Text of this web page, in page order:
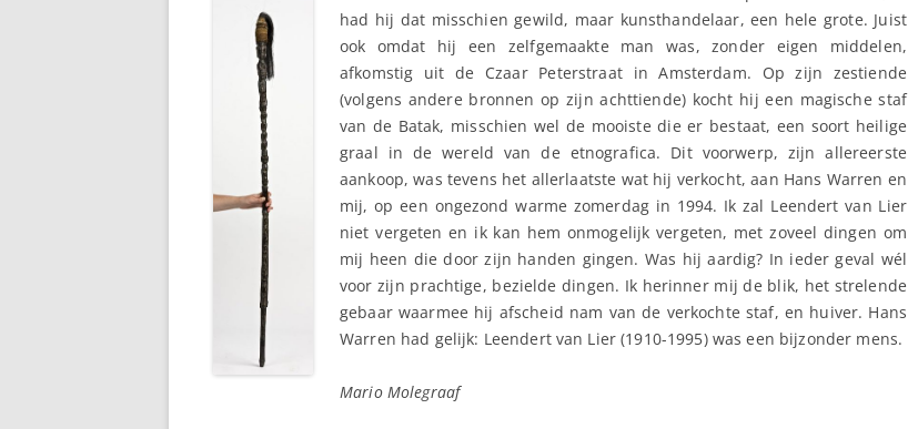
had hij dat misschien gewild, maar kunsthandelaar, een hele grote. Juist
ook omdat hij een zelfgemaakte man was, zonder eigen middelen,
afkomstig uit de Czaar Peterstraat in Amsterdam. Op zijn zestiende
(volgens andere bronnen op zijn achttiende) kocht hij een magische staf
van de Batak, misschien wel de mooiste die er bestaat, een soort heilige
graal in de wereld van de etnografica. Dit voorwerp, zijn allereerste
aankoop, was tevens het allerlaatste wat hij verkocht, aan Hans Warren en
mij, op een ongezond warme zomerdag in 1994. Ik zal Leendert van Lier
niet vergeten en ik kan hem onmogelijk vergeten, met zoveel dingen om
mij heen die door zijn handen gingen. Was hij aardig? In ieder geval wél
voor zijn prachtige, bezielde dingen. Ik herinner mij de blik, het strelende
gebaar waarmee hij afscheid nam van de verkochte staf, en huiver. Hans
Warren had gelijk: Leendert van Lier (1910-1995) was een bijzonder mens.
Mario Molegraaf